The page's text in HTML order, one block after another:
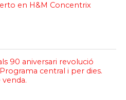
en H&M Concentrix
90 aniversari revolució
central i per dies.
venda.